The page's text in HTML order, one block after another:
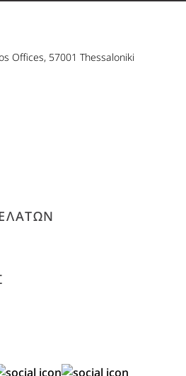
Offices, 57001 Thessaloniki